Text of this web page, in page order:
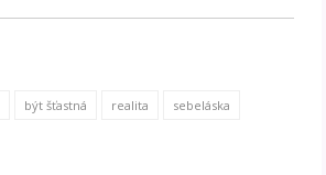
být šťastná realita sebeláska